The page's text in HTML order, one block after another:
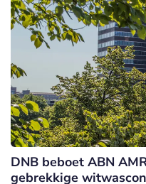
DNB beboet ABN
gebrekkige